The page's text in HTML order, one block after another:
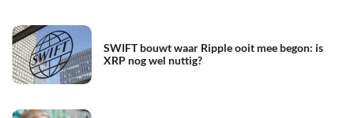
SWIFT bouwt waar Ripple ooit mee begon: is
XRP nog wel nuttig?